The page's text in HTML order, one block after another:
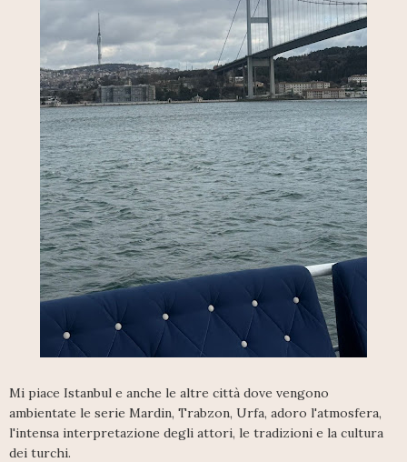
Mi piace Istanbul e anche le altre città dove vengono
ambientate le serie Mardin, Trabzon, Urfa, adoro l'atmosfera,
l'intensa interpretazione degli attori, le tradizioni e la cultura
dei turchi.